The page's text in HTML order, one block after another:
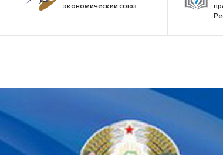
экономический союз